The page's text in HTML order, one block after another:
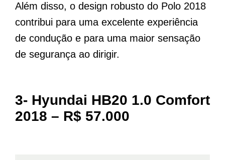
Além disso, o design robusto do Polo 2018
contribui para uma excelente experiência
de condução e para uma maior sensação
de segurança ao dirigir.
3- Hyundai HB20 1.0 Comfort
2018 – R$ 57.000